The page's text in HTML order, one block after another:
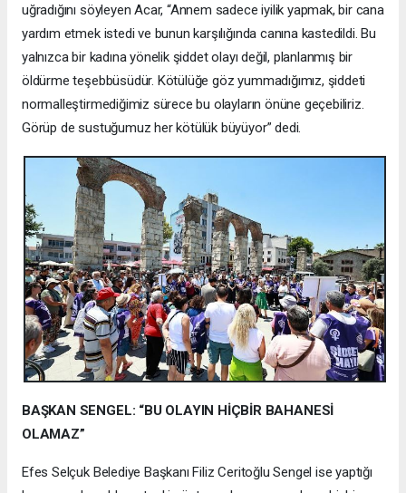
uğradığını söyleyen Acar, “Annem sadece iyilik yapmak, bir cana
yardım etmek istedi ve bunun karşılığında canına kastedildi. Bu
yalnızca bir kadına yönelik şiddet olayı değil, planlanmış bir
öldürme teşebbüsüdür. Kötülüğe göz yummadığımız, şiddeti
normalleştirmediğimiz sürece bu olayların önüne geçebiliriz.
Görüp de sustuğumuz her kötülük büyüyor” dedi.
BAŞKAN SENGEL: “BU OLAYIN HİÇBİR BAHANESİ
OLAMAZ”
Efes Selçuk Belediye Başkanı Filiz Ceritoğlu Sengel ise yaptığı